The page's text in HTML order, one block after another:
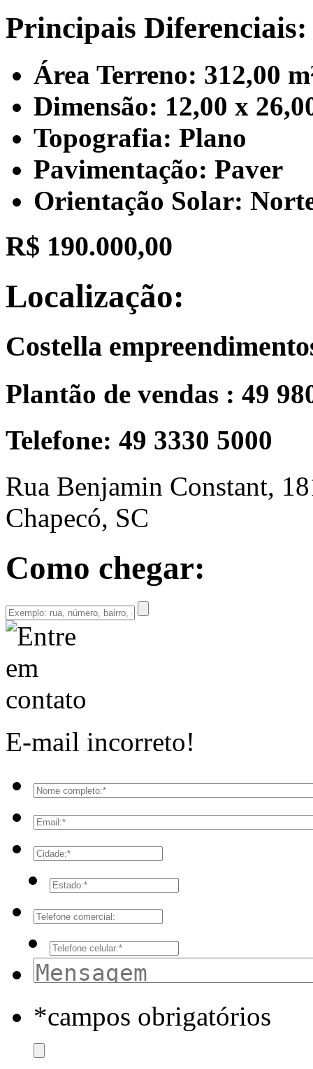
Principais Diferenciais:
Área Terreno: 312,00
Dimensão: 12,00 x
Topografia: Plano
Pavimentação: Paver
Orientação Solar:
R$ 190.000,00
Localização:
Costella
Plantão de vendas : 49
Telefone: 49 3330 5000
Rua Benjamin Constant,
Chapecó, SC
Como chegar:
E-mail incorreto!
*campos obrigatórios